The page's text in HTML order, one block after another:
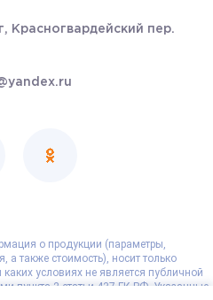
Красногвардейский пер.
о продукции (параметры,
а также стоимость), носит только
условиях не является публичной
пункта 2 статьи 437 ГК РФ. Указанные